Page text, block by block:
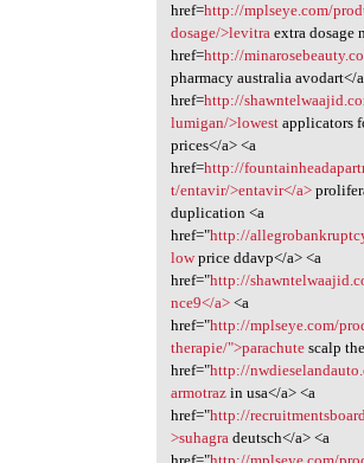
href=http://mplseye.com/
dosage/>levitraextra dosage
href=http://
pharmacy australia avodart</
href=http://
lumigan/>lowestapplicators
prices</a> <a
href=http://
t/entavir/>entavir</a>
duplication <a
href="http://
lowprice ddavp</a> <a
href="http://
nce9</a><a
href="http://mplseye.com/
therapie/">parachutescalp
href="http://
armotrazin usa</a> <a
href="http://
>suhagradeutsch</a> <a